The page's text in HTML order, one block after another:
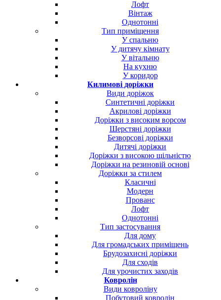
Лофт
Вінтаж
Однотонні
Тип приміщення
У спальню
У дитячу кімнату
У вітальню
На кухню
У коридор
Килимові доріжки
Види доріжок
Синтетичні доріжки
Акрилові доріжки
Доріжки з високим ворсом
Шерстяні доріжки
Безворсові доріжки
Дитячі доріжки
Доріжки з високою щільністю
Доріжки на резиновій основі
Доріжки за стилем
Класичні
Модерн
Прованс
Лофт
Однотонні
Тип застосування
Для дому
Для громадських приміщень
Брудозахисні доріжки
Для сходів
Для урочистих заходів
Ковролін
Види ковроліну
Побутовий ковролін